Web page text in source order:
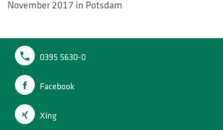
November 2017 in Potsdam
0395 5630-0
Facebook
Xing